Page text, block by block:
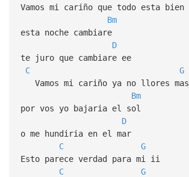
Vamos mi cariño que todo esta bien
Bm
esta noche cambiare
D
te juro que cambiare ee
C
G
Vamos mi cariño ya no llores mas
Bm
por vos yo bajaria el sol
D
o me hundiria en el mar
C
G
Esto parece verdad para mi ii
C
G